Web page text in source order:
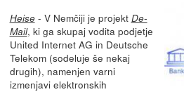
Heise- V Nemčiji je projekt De-
Mail, ki ga skupaj vodita podjetje
United Internet AG in Deutsche
Telekom (sodeluje še nekaj
drugih), namenjen varni
izmenjavi elektronskih